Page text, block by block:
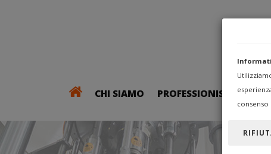
CHI SIAMO PROFESSIONISTI
consenso